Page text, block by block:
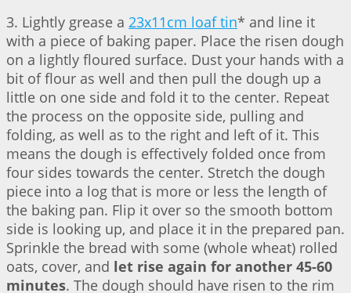
3. Lightly grease a 23x11cm loaf tin* and line it
with a piece of baking paper. Place the risen dough
on a lightly floured surface. Dust your hands with a
bit of flour as well and then pull the dough up a
little on one side and fold it to the center. Repeat
the process on the opposite side, pulling and
folding, as well as to the right and left of it. This
means the dough is effectively folded once from
four sides towards the center. Stretch the dough
piece into a log that is more or less the length of
the baking pan. Flip it over so the smooth bottom
side is looking up, and place it in the prepared pan.
Sprinkle the bread with some (whole wheat) rolled
oats, cover, and let rise again for another 45-60
minutes. The dough should have risen to the rim